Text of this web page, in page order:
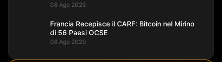
08 Ago 2026
Francia Recepisce il CARF: Bitcoin nel Mirino
di 56 Paesi OCSE
08 Ago 2026